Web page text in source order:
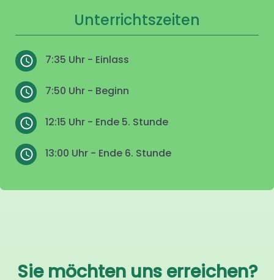
Unterrichtszeiten
7:35 Uhr - Einlass
7:50 Uhr - Beginn
12:15 Uhr - Ende 5. Stunde
13:00 Uhr - Ende 6. Stunde
Sie möchten uns erreichen?